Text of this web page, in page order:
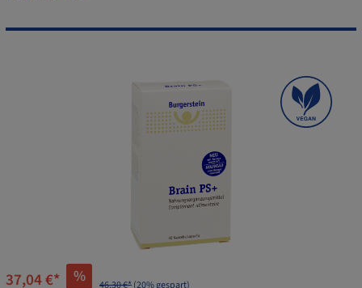
37,04 €* % 46,30 €*(20% gespart)